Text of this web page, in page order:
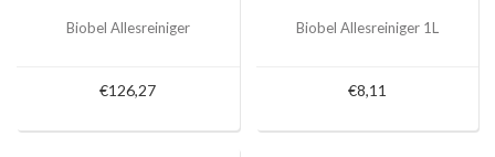
Biobel Allesreiniger
€126,27
Biobel Allesreiniger 1L
€8,11